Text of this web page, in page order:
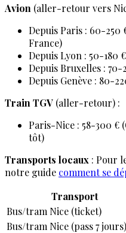
Avion (aller-retour vers
Depuis Paris : 60-250
France)
Depuis Lyon : 50-180 €
Depuis Bruxelles : 70-
Depuis Genève : 80-
Train TGV (aller-retour) :
Paris-Nice : 58-300 €
tôt)
Transports locaux : Pour
notre guide comment se
Transport
Bus/tram Nice (ticket)
Bus/tram Nice (pass 7 jours)